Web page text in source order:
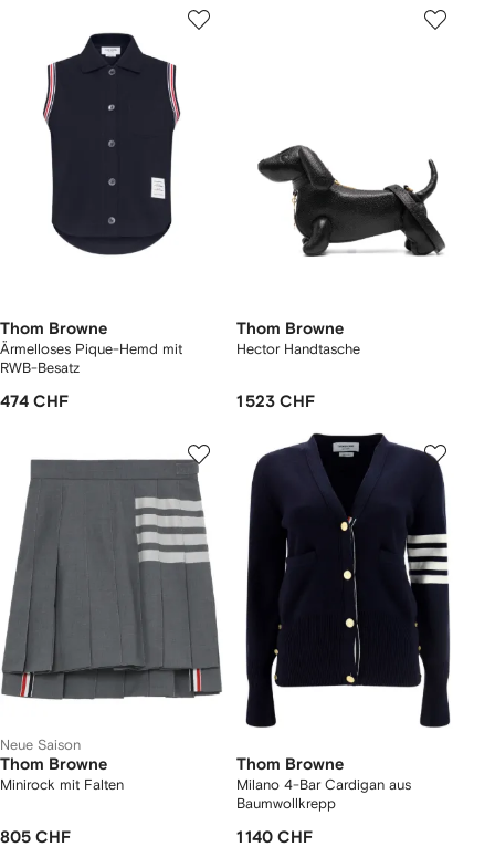
Thom Browne
Ärmelloses Pique-Hemd mit
RWB-Besatz
474 CHF
Thom Browne
Hector Handtasche
1 523 CHF
Neue Saison
Thom Browne
Minirock mit Falten
805 CHF
Thom Browne
Milano 4-Bar Cardigan aus
Baumwollkrepp
1 140 CHF